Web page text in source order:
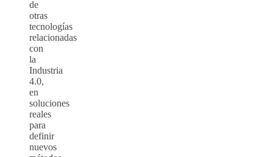
de
otras
tecnologías
relacionadas
con
la
Industria
4.0,
en
soluciones
reales
para
definir
nuevos